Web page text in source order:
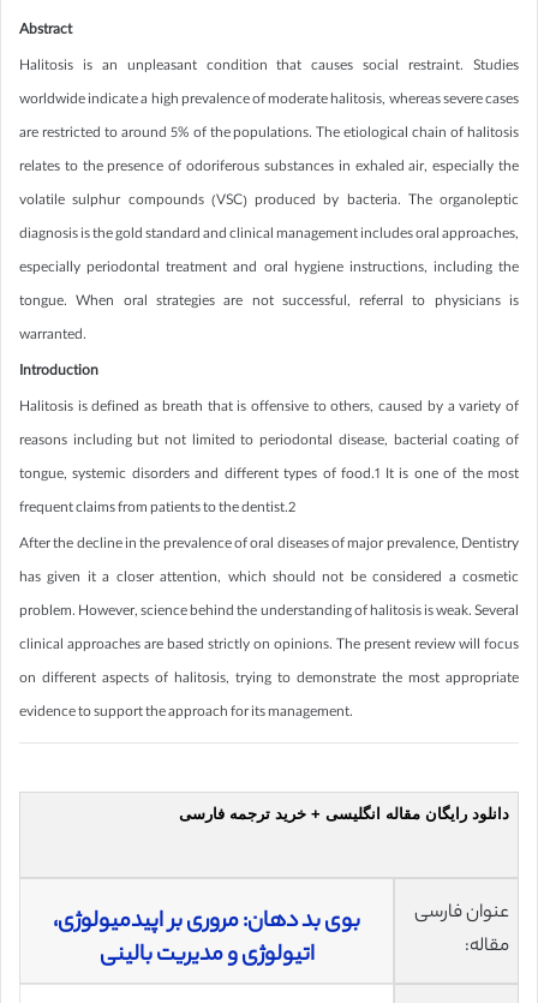
Abstract
Halitosis is an unpleasant condition that causes social restraint. Studies
worldwide indicate a high prevalence of moderate halitosis, whereas severe cases
are restricted to around 5% of the populations. The etiological chain of halitosis
relates to the presence of odoriferous substances in exhaled air, especially the
volatile sulphur compounds (VSC) produced by bacteria. The organoleptic
diagnosis is the gold standard and clinical management includes oral approaches,
especially periodontal treatment and oral hygiene instructions, including the
tongue. When oral strategies are not successful, referral to physicians is
warranted.
Introduction
Halitosis is defined as breath that is offensive to others, caused by a variety of
reasons including but not limited to periodontal disease, bacterial coating of
tongue, systemic disorders and different types of food.1 It is one of the most
frequent claims from patients to the dentist.2
After the decline in the prevalence of oral diseases of major prevalence, Dentistry
has given it a closer attention, which should not be considered a cosmetic
problem. However, science behind the understanding of halitosis is weak. Several
clinical approaches are based strictly on opinions. The present review will focus
on different aspects of halitosis, trying to demonstrate the most appropriate
evidence to support the approach for its management.
دانلود رایگان مقاله انگلیسی + خرید ترجمه فارسی
عنوان فارسی
مقاله:
بوی بد دهان: مروری بر اپیدمیولوژی،
اتیولوژی و مدیریت بالینی